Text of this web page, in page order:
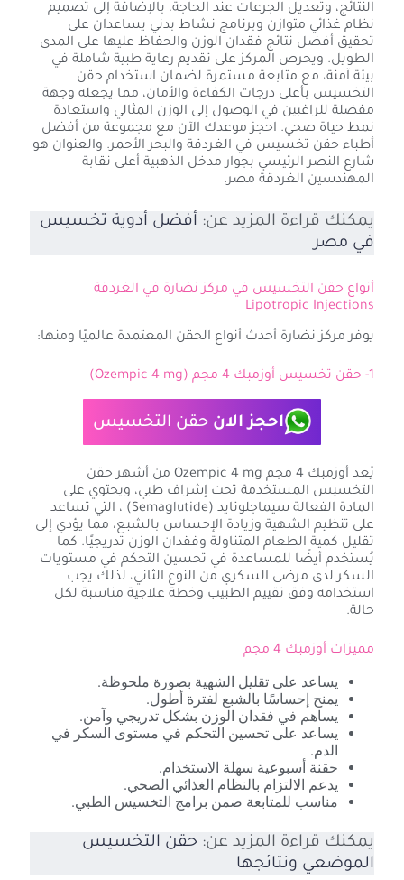
النتائج، وتعديل الجرعات عند الحاجة، بالإضافة إلى تصميم
نظام غذائي متوازن وبرنامج نشاط بدني يساعدان على
تحقيق أفضل نتائج فقدان الوزن والحفاظ عليها على المدى
الطويل. ويحرص المركز على تقديم رعاية طبية شاملة في
بيئة آمنة، مع متابعة مستمرة لضمان استخدام حقن
التخسيس بأعلى درجات الكفاءة والأمان، مما يجعله وجهة
مفضلة للراغبين في الوصول إلى الوزن المثالي واستعادة
نمط حياة صحي. احجز موعدك الآن مع مجموعة من أفضل
أطباء حقن تخسيس في الغردقة والبحر الأحمر. والعنوان هو
شارع النصر الرئيسي بجوار مدخل الذهبية أعلى نقابة
المهندسين الغردقة مصر.
يمكنك قراءة المزيد عن: أفضل أدوية تخسيس
في مصر
أنواع حقن التخسيس في مركز نضارة في الغردقة
Lipotropic Injections
يوفر مركز نضارة أحدث أنواع الحقن المعتمدة عالميًا ومنها:
1- حقن تخسيس أوزمبك 4 مجم (Ozempic 4 mg)
احجز الان حقن التخسيس
يُعد أوزمبك 4 مجم Ozempic 4 mg من أشهر حقن
التخسيس المستخدمة تحت إشراف طبي، ويحتوي على
المادة الفعالة سيماجلوتايد (Semaglutide) ، التي تساعد
على تنظيم الشهية وزيادة الإحساس بالشبع، مما يؤدي إلى
تقليل كمية الطعام المتناولة وفقدان الوزن تدريجيًا. كما
يُستخدم أيضًا للمساعدة في تحسين التحكم في مستويات
السكر لدى مرضى السكري من النوع الثاني، لذلك يجب
استخدامه وفق تقييم الطبيب وخطة علاجية مناسبة لكل
حالة.
مميزات أوزمبك 4 مجم
يساعد على تقليل الشهية بصورة ملحوظة.
يمنح إحساسًا بالشبع لفترة أطول.
يساهم في فقدان الوزن بشكل تدريجي وآمن.
يساعد على تحسين التحكم في مستوى السكر في
الدم.
حقنة أسبوعية سهلة الاستخدام.
يدعم الالتزام بالنظام الغذائي الصحي.
مناسب للمتابعة ضمن برامج التخسيس الطبي.
يمكنك قراءة المزيد عن: حقن التخسيس
الموضعي ونتائجها